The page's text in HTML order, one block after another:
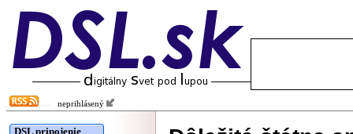
neprihlásený
DSL pripojenie